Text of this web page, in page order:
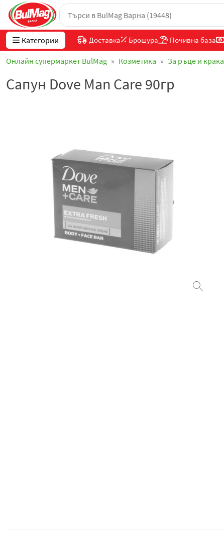
Категории Доставка Брошура Почивна база
Онлайн супермаркет BulMag Козметика За ръце и крака
Сапун Dove Man Care 90гр